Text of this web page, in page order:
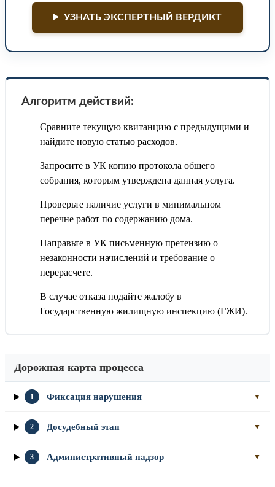
УЗНАТЬ ЭКСПЕРТНЫЙ ВЕРДИКТ
Алгоритм действий:
Сравните текущую квитанцию с предыдущими и
найдите новую статью расходов.
Запросите в УК копию протокола общего
собрания, которым утверждена данная услуга.
Проверьте наличие услуги в минимальном
перечне работ по содержанию дома.
Направьте в УК письменную претензию о
незаконности начислений и требование о
перерасчете.
В случае отказа подайте жалобу в
Государственную жилищную инспекцию (ГЖИ).
Дорожная карта процесса
1 Фиксация нарушения ▼
2 Досудебный этап ▼
3 Административный надзор ▼